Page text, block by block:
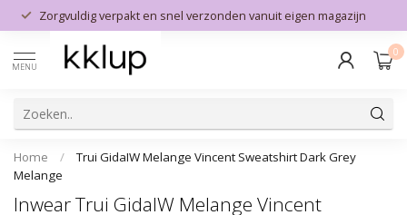
Zorgvuldig verpakt en snel verzonden vanuit eigen magazijn
MENU
0
Home /
Trui GidaIW Melange Vincent Sweatshirt Dark Grey
Melange
Inwear Trui GidaIW Melange Vincent